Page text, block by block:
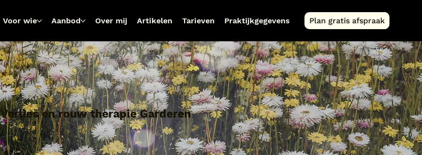
Voor wie Aanbod Over mij Artikelen Tarieven Praktijkgegevens Plan gratis afspraak
Verlies en rouw therapie Garderen